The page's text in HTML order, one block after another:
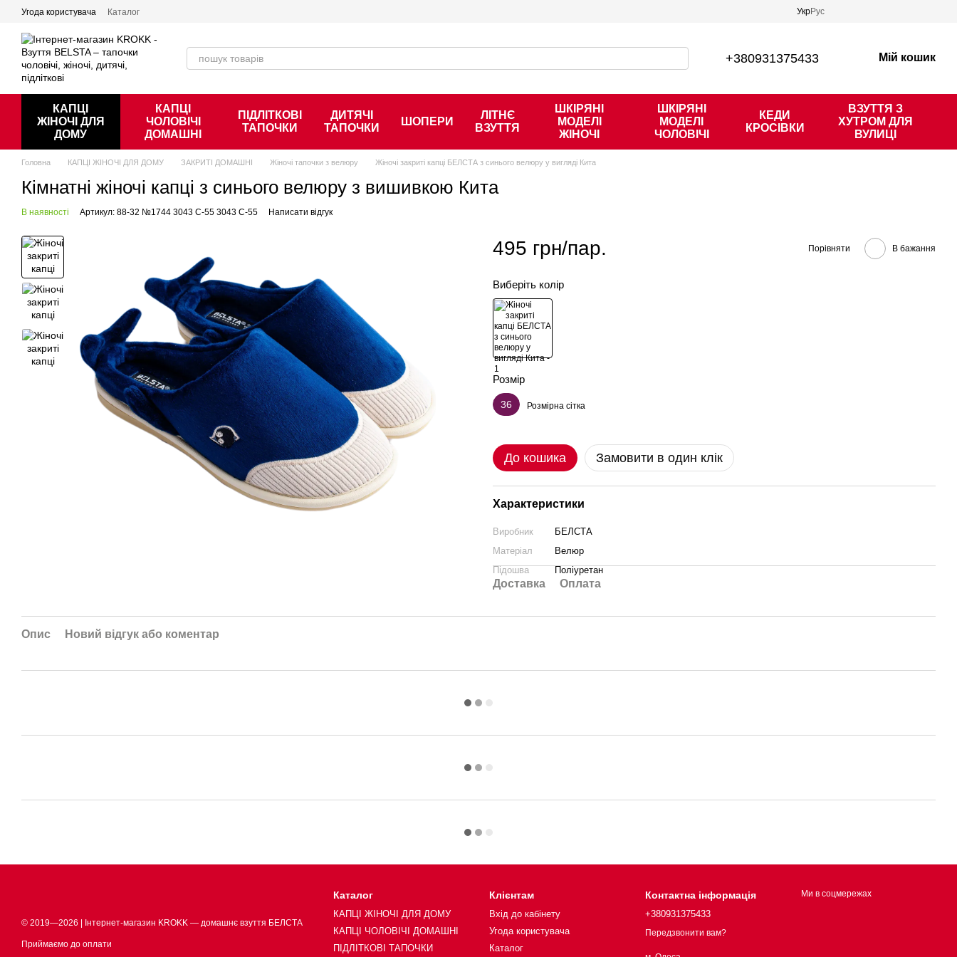
Перейти к основному контенту
Угода користувача Каталог УкрРус
+380931375433 Мій кошик
КАПЦІ
ЖІНОЧІ ДЛЯ
ДОМУ
КАПЦІ
ЧОЛОВІЧІ
ДОМАШНІ
ПІДЛІТКОВІ
ТАПОЧКИ
ДИТЯЧІ
ТАПОЧКИ
ШОПЕРИ
ЛІТНЄ
ВЗУТТЯ
ШКІРЯНІ
МОДЕЛІ
ЖІНОЧІ
ШКІРЯНІ
МОДЕЛІ
ЧОЛОВІЧІ
КЕДИ
КРОСІВКИ
ВЗУТТЯ З
ХУТРОМ ДЛЯ
ВУЛИЦІ
Головна КАПЦІ ЖІНОЧІ ДЛЯ ДОМУ ЗАКРИТІ ДОМАШНІ Жіночі тапочки з велюру Жіночі закриті капці БЕЛСТА з синього велюру у вигляді Кита
Кімнатні жіночі капці з синього велюру з вишивкою Кита
В наявності Артикул: 88-32 №1744 3043 С-55 3043 С-55 Написати відгук
495 грн/пар. Порівняти В бажання
Виберіть колір
Розмір
36 Розмірна сітка
До кошика Замовити в один клік
Характеристики
Виробник
БЕЛСТА
Матеріал
Велюр
Підошва
Поліуретан
Доставка Оплата
Опис Новий відгук або коментар
© 2019—2026 | Інтернет-магазин KROKK — домашнє взуття БЕЛСТА
Приймаємо до оплати
Каталог
КАПЦІ ЖІНОЧІ ДЛЯ ДОМУ
КАПЦІ ЧОЛОВІЧІ ДОМАШНІ
ПІДЛІТКОВІ ТАПОЧКИ
Клієнтам
Вхід до кабінету
Угода користувача
Каталог
Контактна інформація
+380931375433
Передзвонити вам?
Ми в соцмережах